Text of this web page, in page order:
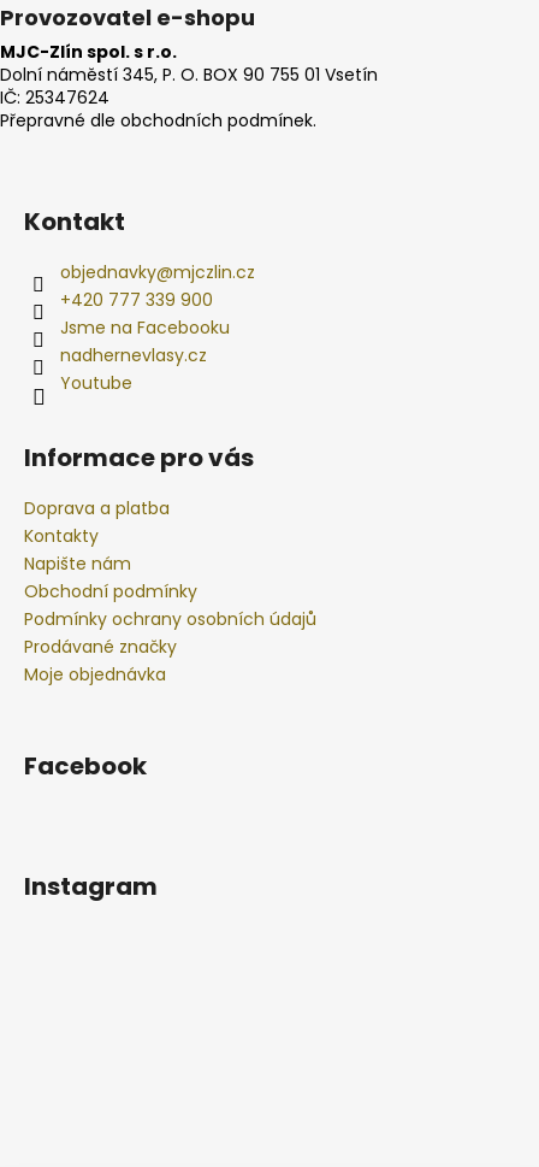
Provozovatel e-shopu
MJC-Zlín spol. s r.o.
Dolní náměstí 345, P. O. BOX 90 755 01 Vsetín
IČ: 25347624
Přepravné dle obchodních podmínek.
Kontakt
objednavky@mjczlin.cz
+420 777 339 900
Jsme na Facebooku
nadhernevlasy.cz
Youtube
Informace pro vás
Doprava a platba
Kontakty
Napište nám
Obchodní podmínky
Podmínky ochrany osobních údajů
Prodávané značky
Moje objednávka
Facebook
Instagram